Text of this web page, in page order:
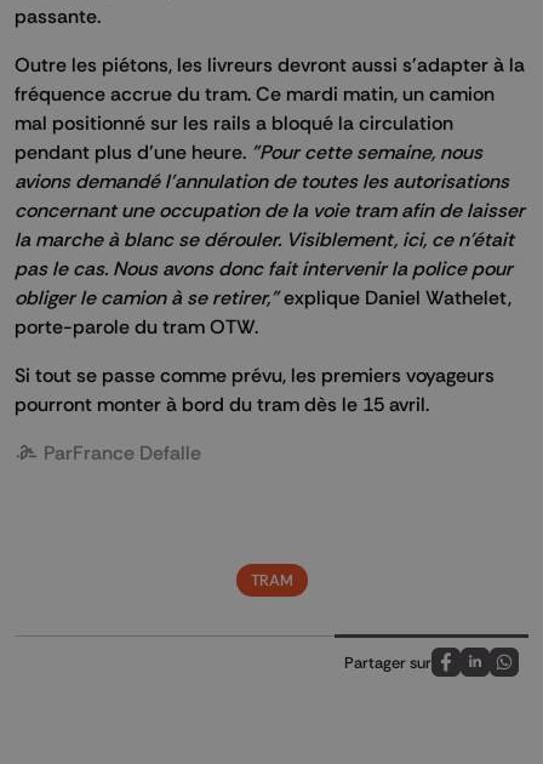
passante.
Outre les piétons, les livreurs devront aussi s'adapter à la
fréquence accrue du tram. Ce mardi matin, un camion
mal positionné sur les rails a bloqué la circulation
pendant plus d’une heure. "Pour cette semaine, nous
avions demandé l'annulation de toutes les autorisations
concernant une occupation de la voie tram afin de laisser
la marche à blanc se dérouler. Visiblement, ici, ce n'était
pas le cas. Nous avons donc fait intervenir la police pour
obliger le camion à se retirer,"explique Daniel Wathelet,
porte-parole du tram OTW.
Si tout se passe comme prévu, les premiers voyageurs
pourront monter à bord du tram dès le 15 avril.
ParFrance Defalle
TRAM
Partager sur
Partagez sur
Partagez